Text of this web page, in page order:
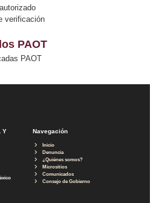
verificación
PAOT
PAOT
Y
Navegación
Inicio
Denuncia
¿Quiénes somos?
Micrositios
Comunicados
Consejo de Gobierno